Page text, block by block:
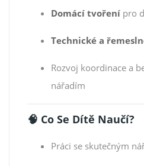
Domácí tvoření pro
Technické a
Rozvoj koordinace a
nářadím
🧠 Co Se Dítě Naučí?
Práci se skutečným